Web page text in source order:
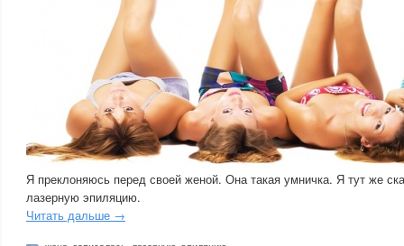
Я преклоняюсь перед своей женой. Она такая умничка. Я тут же
лазерную эпиляцию.
Читать дальше →